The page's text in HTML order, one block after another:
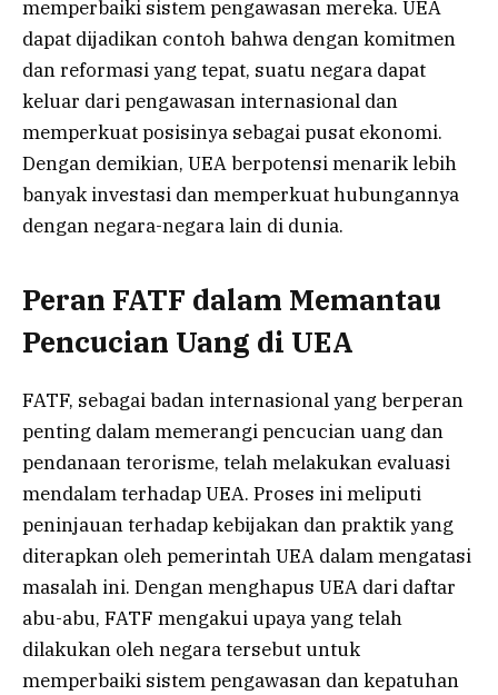
memperbaiki sistem pengawasan mereka. UEA
dapat dijadikan contoh bahwa dengan komitmen
dan reformasi yang tepat, suatu negara dapat
keluar dari pengawasan internasional dan
memperkuat posisinya sebagai pusat ekonomi.
Dengan demikian, UEA berpotensi menarik lebih
banyak investasi dan memperkuat hubungannya
dengan negara-negara lain di dunia.
Peran FATF dalam Memantau
Pencucian Uang di UEA
FATF, sebagai badan internasional yang berperan
penting dalam memerangi pencucian uang dan
pendanaan terorisme, telah melakukan evaluasi
mendalam terhadap UEA. Proses ini meliputi
peninjauan terhadap kebijakan dan praktik yang
diterapkan oleh pemerintah UEA dalam mengatasi
masalah ini. Dengan menghapus UEA dari daftar
abu-abu, FATF mengakui upaya yang telah
dilakukan oleh negara tersebut untuk
memperbaiki sistem pengawasan dan kepatuhan